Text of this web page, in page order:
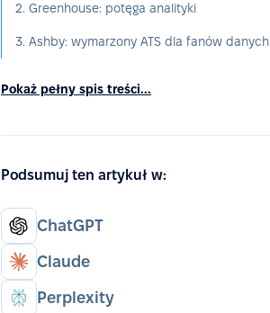
2. Greenhouse: potęga analityki
3. Ashby: wymarzony ATS dla fanów danych
Pokaż pełny spis treści...
Podsumuj ten artykuł w:
ChatGPT
Claude
Perplexity